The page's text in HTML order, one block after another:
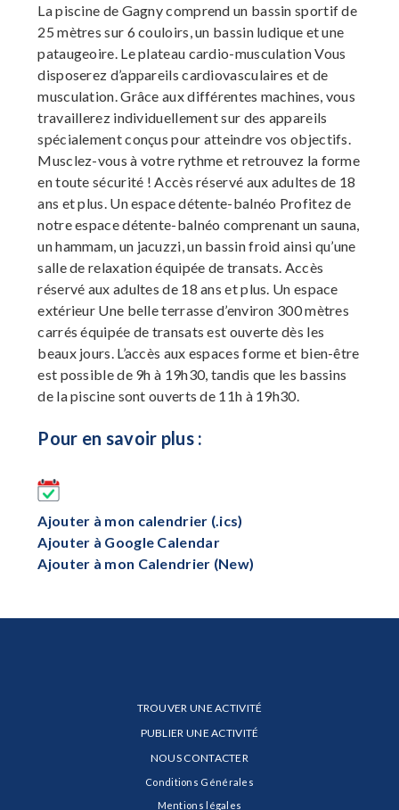
La piscine de Gagny comprend un bassin sportif de
25 mètres sur 6 couloirs, un bassin ludique et une
pataugeoire. Le plateau cardio-musculation Vous
disposerez d’appareils cardiovasculaires et de
musculation. Grâce aux différentes machines, vous
travaillerez individuellement sur des appareils
spécialement conçus pour atteindre vos objectifs.
Musclez-vous à votre rythme et retrouvez la forme
en toute sécurité ! Accès réservé aux adultes de 18
ans et plus. Un espace détente-balnéo Profitez de
notre espace détente-balnéo comprenant un sauna,
un hammam, un jacuzzi, un bassin froid ainsi qu’une
salle de relaxation équipée de transats. Accès
réservé aux adultes de 18 ans et plus. Un espace
extérieur Une belle terrasse d’environ 300 mètres
carrés équipée de transats est ouverte dès les
beaux jours. L’accès aux espaces forme et bien-être
est possible de 9h à 19h30, tandis que les bassins
de la piscine sont ouverts de 11h à 19h30.
Pour en savoir plus :
Ajouter à mon calendrier (.ics)
Ajouter à Google Calendar
Ajouter à mon Calendrier (New)
TROUVER UNE ACTIVITÉ
PUBLIER UNE ACTIVITÉ
NOUS CONTACTER
Conditions Générales
Mentions légales